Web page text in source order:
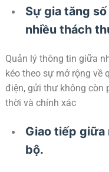
Sự gia tăng
nhiều thách
Quản lý thông tin giữa
kéo theo sự mở rộng về
điện, gửi thư không còn
thời và chính xác
Giao tiếp
bộ.